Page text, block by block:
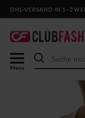
Menu
DHL-VERSAND IN 1–2